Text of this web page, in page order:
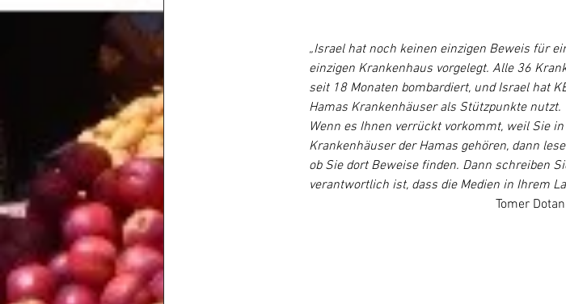
„Israel hat noch keinen einzigen Beweis für
einzigen Krankenhaus vorgelegt. Alle 36
seit 18 Monaten bombardiert, und Israel hat
Hamas Krankenhäuser als Stützpunkte nutzt.
Wenn es Ihnen verrückt vorkommt, weil Sie
Krankenhäuser der Hamas gehören, dann
ob Sie dort Beweise finden. Dann schreiben
verantwortlich ist, dass die Medien in Ihrem
Tomer